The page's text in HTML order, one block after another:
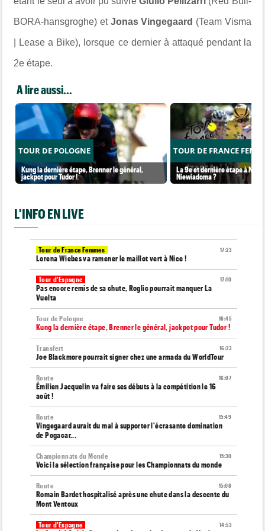
BORA-hansgroghe) etJonas Vingegaard (Team Visma
| Lease a Bike), lorsque ce dernier à attaqué pendant la
2e étape.
A lire aussi...
TOUR DE POLOGNE
Kung la dernière étape, Brenner le général,
jackpot pour Tudor !
TOUR DE FRANCE
La 9e et dernière étape à
Niewiadoma ?
L'INFO EN LIVE
17:23
Tour de France Femmes
Lorena Wiebes va ramener le maillot vert à Nice !
17:10
Tour d'Espagne
Pas encore remis de sa chute, Roglic pourrait manquer La
Vuelta
16:45
Tour de Pologne
Kung la dernière étape, Brenner le général, jackpot pour Tudor !
16:23
Transfert
Joe Blackmore pourrait signer chez une armada du WorldTour
16:07
Route
Émilien Jacquelin va faire ses débuts à la compétition le 16
août !
15:49
Route
Vingegaard aurait du mal à supporter l'écrasante domination
de Pogacar...
15:30
Championnats du Monde
Voici la sélection française pour les Championnats du monde
15:08
Route
Romain Bardet hospitalisé après une chute dans la descente du
Mont Ventoux
14:53
Tour d'Espagne